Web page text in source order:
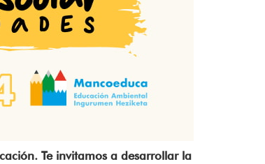
Te invitamos a desarrollar la